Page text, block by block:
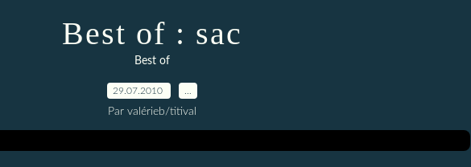
Best of : sac
Best of
29.07.2010
Par valérieb/titival